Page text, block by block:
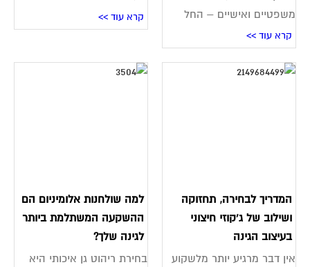
משפטיים ואישיים – החל
קרא עוד >>
קרא עוד >>
המדריך לבחירה, תחזוקה
ושילוב של ג'קוזי חיצוני
בעיצוב הגינה
אין דבר מרגיע יותר מלשקוע
למה שולחנות אלומיניום הם
ההשקעה המשתלמת ביותר
לגינה שלך?
בחירת ריהוט גן איכותי היא